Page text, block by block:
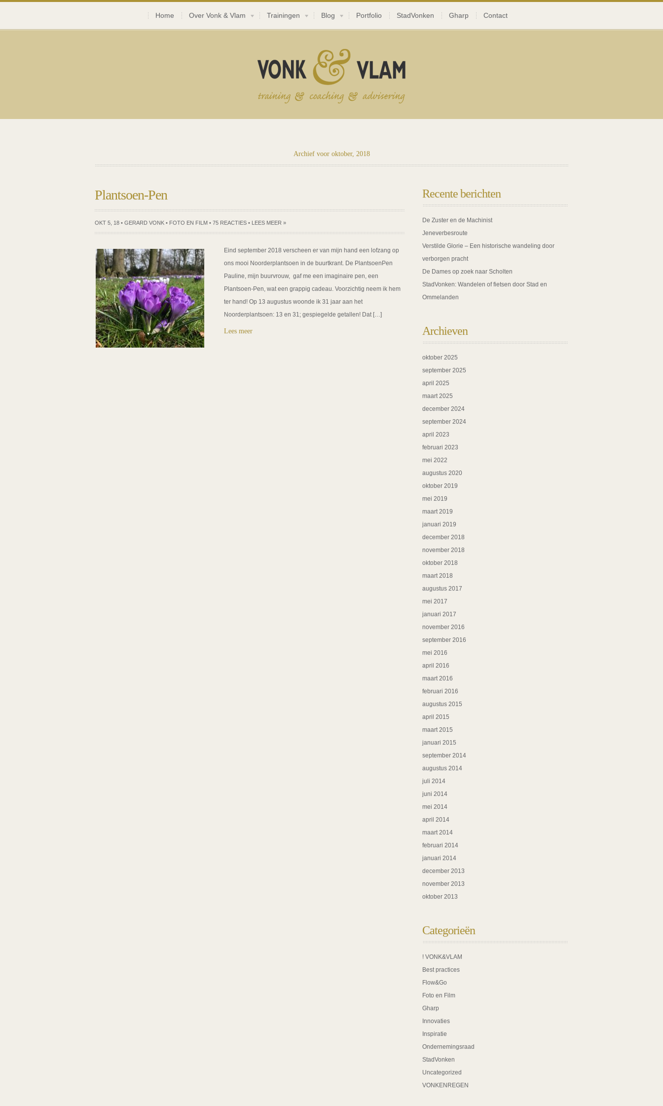
Home Over Vonk & Vlam Trainingen Blog Portfolio StadVonken Gharp Contact
Archief voor oktober, 2018
Plantsoen-Pen
OKT 5, 18 • GERARD VONK • FOTO EN FILM • 75 REACTIES • LEES MEER »
Eind september 2018 verscheen er van mijn hand een lofzang op
ons mooi Noorderplantsoen in de buurtkrant. De PlantsoenPen
Pauline, mijn buurvrouw, gaf me een imaginaire pen, een
Plantsoen-Pen, wat een grappig cadeau. Voorzichtig neem ik hem
ter hand! Op 13 augustus woonde ik 31 jaar aan het
Noorderplantsoen: 13 en 31; gespiegelde getallen! Dat […]
Lees meer
Recente berichten
De Zuster en de Machinist
Jeneverbesroute
Verstilde Glorie – Een historische wandeling door
verborgen pracht
De Dames op zoek naar Scholten
StadVonken: Wandelen of fietsen door Stad en
Ommelanden
Archieven
oktober 2025
september 2025
april 2025
maart 2025
december 2024
september 2024
april 2023
februari 2023
mei 2022
augustus 2020
oktober 2019
mei 2019
maart 2019
januari 2019
december 2018
november 2018
oktober 2018
maart 2018
augustus 2017
mei 2017
januari 2017
november 2016
september 2016
mei 2016
april 2016
maart 2016
februari 2016
augustus 2015
april 2015
maart 2015
januari 2015
september 2014
augustus 2014
juli 2014
juni 2014
mei 2014
april 2014
maart 2014
februari 2014
januari 2014
december 2013
november 2013
oktober 2013
Categorieën
! VONK&VLAM
Best practices
Flow&Go
Foto en Film
Gharp
Innovaties
Inspiratie
Ondernemingsraad
StadVonken
Uncategorized
VONKENREGEN